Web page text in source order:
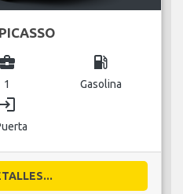
business_center
1
local_gas_station
Gasolina
login